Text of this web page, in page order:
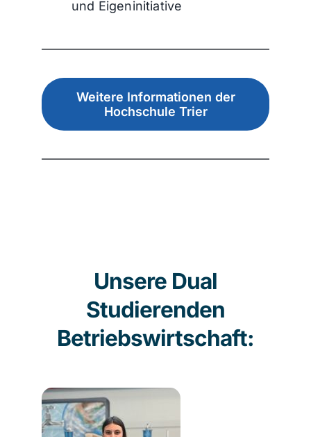
und Eigeninitiative
Weitere Informationen der
Hochschule Trier
Unsere Dual
Studierenden
Betriebswirtschaft: